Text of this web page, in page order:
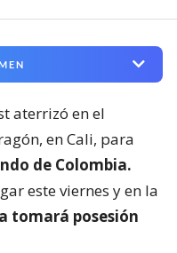
aterrizó en el
en Cali, para
de Colombia.
este viernes y en la
tomará posesión